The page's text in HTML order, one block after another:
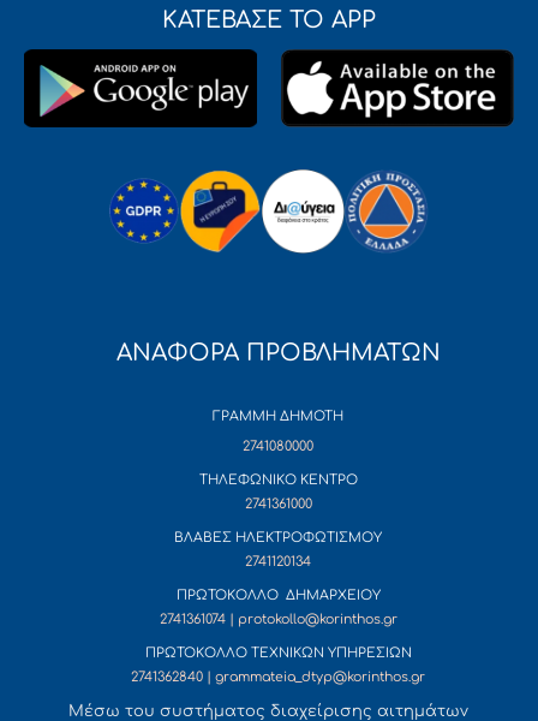
ΚΑΤΕΒΑΣΕ ΤΟ APP
ΑΝΑΦΟΡΑ ΠΡΟΒΛΗΜΑΤΩΝ
ΓΡΑΜΜΗ ΔΗΜΟΤΗ
2741080000
ΤΗΛΕΦΩΝΙΚΟ ΚΕΝΤΡΟ
2741361000
ΒΛΑΒΕΣ ΗΛΕΚΤΡΟΦΩΤΙΣΜΟΥ
2741120134
ΠΡΩΤΟΚΟΛΛΟ ΔΗΜΑΡΧΕΙΟΥ
2741361074 | protokollo@korinthos.gr
ΠΡΩΤΟΚΟΛΛΟ ΤΕΧΝΙΚΩΝ ΥΠΗΡΕΣΙΩΝ
2741362840 | grammateia_dtyp@korinthos.gr
Mέσω του συστήματος διαχείρισης αιτημάτων